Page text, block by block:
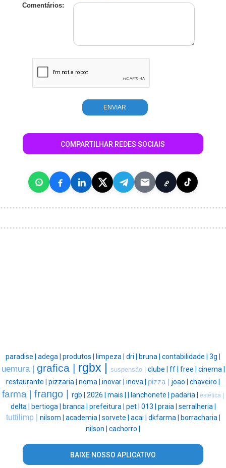
Comentários:
COMPARTILHAR REDES SOCIAIS
paradise | adega | produtos | limpeza | dri | bruna | contabilidade | 3g |
uemura | grafica | rgbx | suspensão | clube | ff | free | cinema |
restaurante | pizzaria | noma | inovar | inova | pizza | joao | chaveiro |
farma | frango | rgb | 2026 | mais | lanchonete | padaria | estética |
delta | bertioga | branca | prefeitura | pet | 013 | praia | serralheria |
tuttilimp | nilsom | academia | sorvete | acai | dkfarma |
borracharia |
nilson | cachorro |
BAIXE NOSSO APLICATIVO